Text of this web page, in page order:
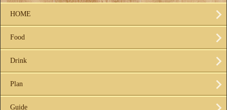
HOME
Food
Drink
Plan
Guide